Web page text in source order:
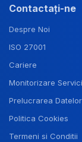
Contactați-ne
Despre Noi
ISO 27001
Cariere
Monitorizare
Prelucrarea Datelor
Politica Cookies
Termeni si Conditii